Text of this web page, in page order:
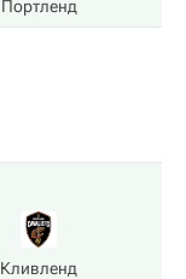
Портленд
Кливленд